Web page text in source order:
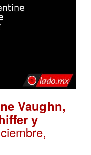
Vaughn,
y